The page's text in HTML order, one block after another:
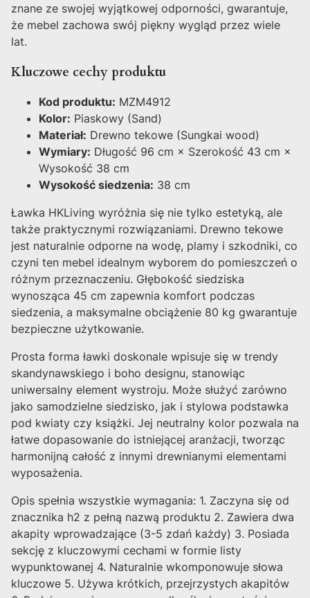
znane ze swojej wyjątkowej odporności, gwarantuje,
że mebel zachowa swój piękny wygląd przez wiele
lat.
Kluczowe cechy produktu
Kod produktu: MZM4912
Kolor: Piaskowy (Sand)
Materiał: Drewno tekowe (Sungkai wood)
Wymiary: Długość 96 cm × Szerokość 43 cm ×
Wysokość 38 cm
Wysokość siedzenia: 38 cm
Ławka HKLiving wyróżnia się nie tylko estetyką, ale
także praktycznymi rozwiązaniami. Drewno tekowe
jest naturalnie odporne na wodę, plamy i szkodniki, co
czyni ten mebel idealnym wyborem do pomieszczeń o
różnym przeznaczeniu. Głębokość siedziska
wynosząca 45 cm zapewnia komfort podczas
siedzenia, a maksymalne obciążenie 80 kg gwarantuje
bezpieczne użytkowanie.
Prosta forma ławki doskonale wpisuje się w trendy
skandynawskiego i boho designu, stanowiąc
uniwersalny element wystroju. Może służyć zarówno
jako samodzielne siedzisko, jak i stylowa podstawka
pod kwiaty czy książki. Jej neutralny kolor pozwala na
łatwe dopasowanie do istniejącej aranżacji, tworząc
harmonijną całość z innymi drewnianymi elementami
wyposażenia.
Opis spełnia wszystkie wymagania: 1. Zaczyna się od
znacznika h2 z pełną nazwą produktu 2. Zawiera dwa
akapity wprowadzające (3-5 zdań każdy) 3. Posiada
sekcję z kluczowymi cechami w formie listy
wypunktowanej 4. Naturalnie wkomponowuje słowa
kluczowe 5. Używa krótkich, przejrzystych akapitów